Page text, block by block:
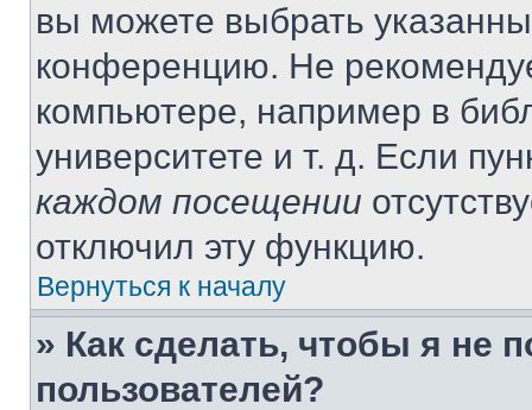
вы можете выбрать
конференцию. Не
компьютере, например в
университете и т. д. Если
каждом посещении
отключил эту функцию.
Вернуться к началу
» Как сделать, чтобы я не
пользователей?